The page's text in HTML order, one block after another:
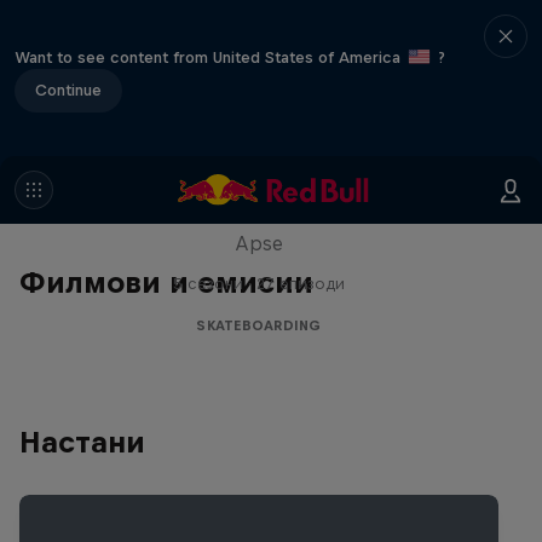
Want to see content from United States of America
?
Continue
Филмови и емисии
Skate Tales
Apse
5 сезони · 27 епизоди
SKATEBOARDING
Настани